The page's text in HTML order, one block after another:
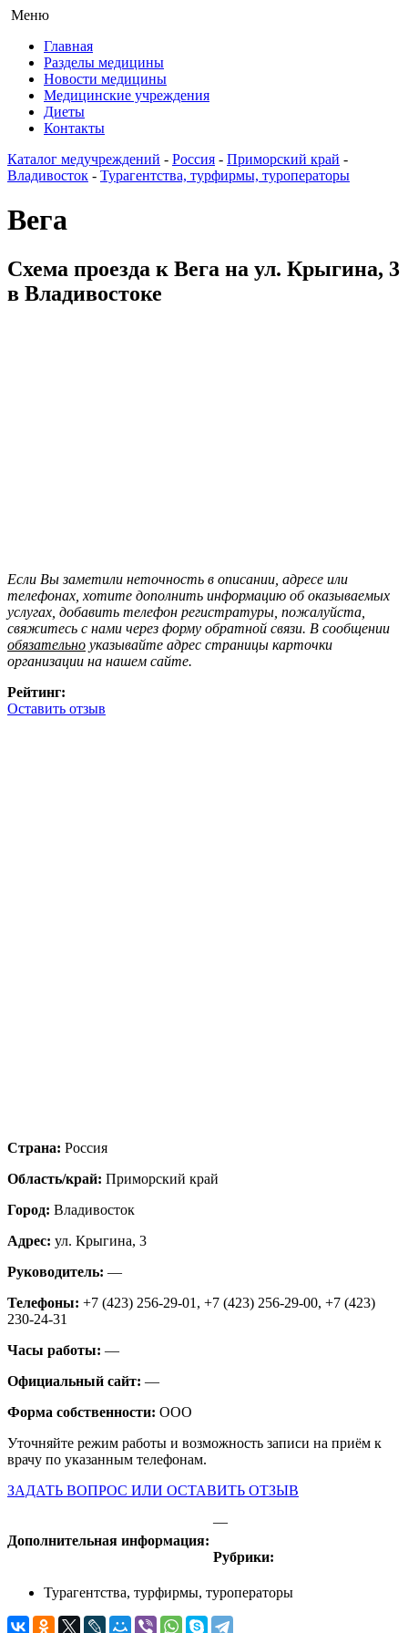
Меню
Главная
Разделы медицины
Новости медицины
Медицинские учреждения
Диеты
Контакты
Каталог медучреждений - Россия - Приморский край -
Владивосток - Турагентства, турфирмы, туроператоры
Вега
Схема проезда к Вега на ул. Крыгина, 3
в Владивостоке
Если Вы заметили неточность в описании, адресе или
телефонах, хотите дополнить информацию об оказываемых
услугах, добавить телефон регистратуры, пожалуйста,
свяжитесь с нами через форму обратной связи. В сообщении
обязательно указывайте адрес страницы карточки
организации на нашем сайте.
Рейтинг:
Оставить отзыв
Страна: Россия
Область/край: Приморский край
Город: Владивосток
Адрес: ул. Крыгина, 3
Руководитель: —
Телефоны: +7 (423) 256-29-01, +7 (423) 256-29-00, +7 (423)
230-24-31
Часы работы: —
Официальный сайт: —
Форма собственности: ООО
Уточняйте режим работы и возможность записи на приём к
врачу по указанным телефонам.
ЗАДАТЬ ВОПРОС ИЛИ ОСТАВИТЬ ОТЗЫВ
Дополнительная информация:
—
Рубрики:
Турагентства, турфирмы, туроператоры